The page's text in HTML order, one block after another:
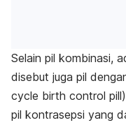
Selain pil kombinasi,
disebut juga pil
cycle birth control pill)
pil kontrasepsi yang